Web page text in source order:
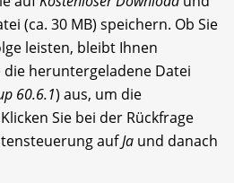
(ca. 30 MB) speichern. Ob Sie
leisten, bleibt Ihnen
die heruntergeladene Datei
60.6.1) aus, um die
Sie bei der Rückfrage
aufJa und danach